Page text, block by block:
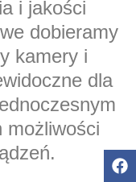
i jakości
dobieramy
kamery i
dla
możliwości